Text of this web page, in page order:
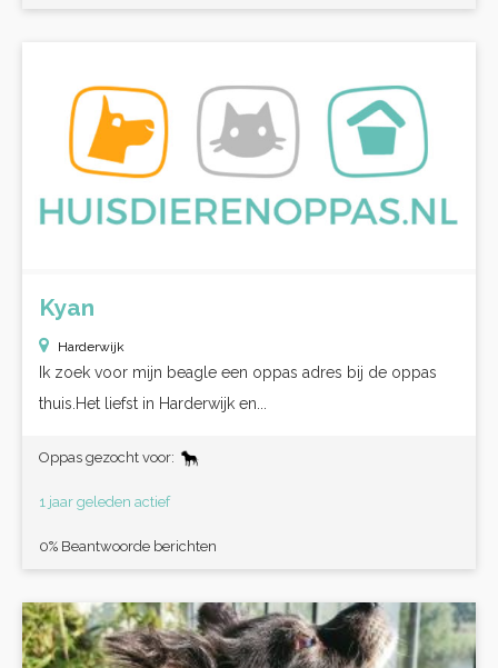
Kyan
Harderwijk
Ik zoek voor mijn beagle een oppas adres bij de oppas
thuis.Het liefst in Harderwijk en...
Oppas gezocht voor:
1 jaar geleden actief
0% Beantwoorde berichten